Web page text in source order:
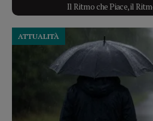
Il Ritmo che Piace, il
ATTUALITÀ